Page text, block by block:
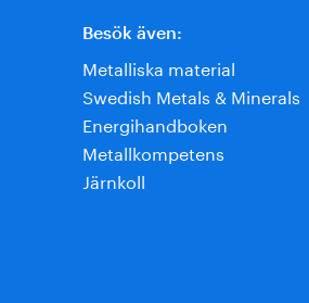
Besök även:
Metalliska material
Swedish Metals & Minerals
Energihandboken
Metallkompetens
Järnkoll